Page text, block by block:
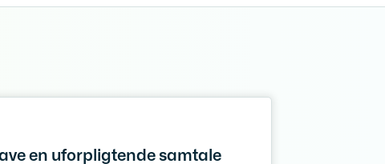
en uforpligtende samtale